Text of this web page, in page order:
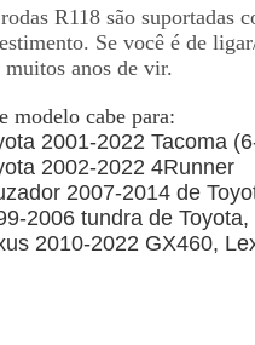
R118 são suportadas
Se você é de
muitos anos de vir.
modelo cabe para:
2001-2022 Tacoma
2002-2022 4Runner
2007-2014 de
2006 tundra de
2010-2022 GX460,